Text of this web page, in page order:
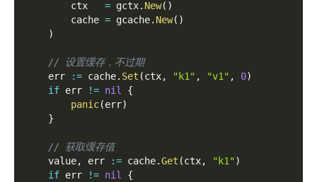
        ctx
= gctx. New( )
        cache
= gcache. New( )
)
// 设置缓存，不过期
    err
:= cache. Set (ctx, "k1" , "v1" , 0)
if err != nil
{
panic(err)
}
// 获取缓存值
    value
, err := cache.Get (ctx, "k1")
if err != nil
{